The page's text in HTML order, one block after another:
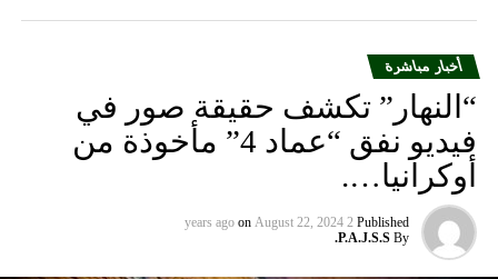
أخبار مباشرة
“النهار” تكشف حقيقة صور في
فيديو نفق “عماد 4” مأخوذة من
أوكرانيا….
Published
2 years ago
on August 22, 2024
By
P.A.J.S.S.